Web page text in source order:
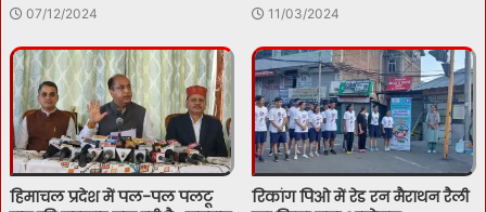
07/12/2024 11/03/2024
हिमाचल प्रदेश में पल-पल पलटू
रिकांग पिओ में रेड रन मैराथन रैली